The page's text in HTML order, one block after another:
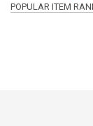
POPULAR ITEM